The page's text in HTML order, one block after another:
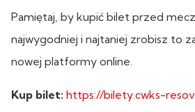
Pamiętaj, by kupić bilet przed
najwygodniej i najtaniej zrobisz to
nowej platformy online.
Kup bilet: https://bilety.cwks-